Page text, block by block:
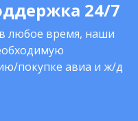
24/7
любое время, наши
покупке авиа и ж/д